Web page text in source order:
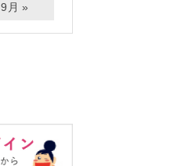
9月 »